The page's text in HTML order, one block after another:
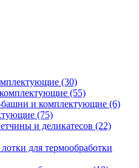
(30)
(55)
башни и комплектующие (6)
(75)
и деликатесов (22)
для термообработки